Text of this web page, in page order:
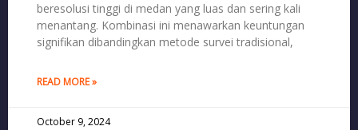
beresolusi tinggi di medan yang luas dan sering kali
menantang. Kombinasi ini menawarkan keuntungan
signifikan dibandingkan metode survei tradisional,
READ MORE »
October 9, 2024